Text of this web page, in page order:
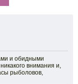
и обидными
внимания и,
рыболовов,